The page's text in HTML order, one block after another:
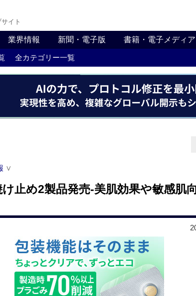
イト
業界情報 新聞・電子版 書籍・電子メディア
全カテゴリー一覧
∨
け止め2製品発売‐美肌効果や敏感